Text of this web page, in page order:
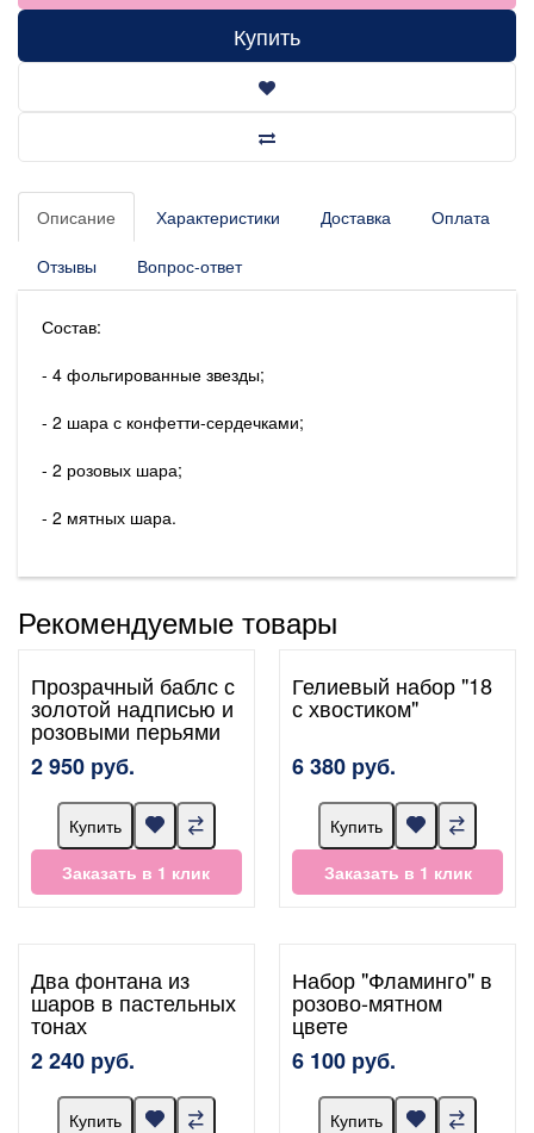
Купить
Описание Характеристики Доставка Оплата
Отзывы Вопрос-ответ
Состав:
- 4 фольгированные звезды;
- 2 шара с конфетти-сердечками;
- 2 розовых шара;
- 2 мятных шара.
Рекомендуемые товары
Прозрачный баблс с
золотой надписью и
розовыми перьями
2 950 руб.
Купить
Заказать в 1 клик
Гелиевый набор "18
с хвостиком"
6 380 руб.
Купить
Заказать в 1 клик
Два фонтана из
шаров в пастельных
тонах
2 240 руб.
Купить
Набор "Фламинго" в
розово-мятном
цвете
6 100 руб.
Купить